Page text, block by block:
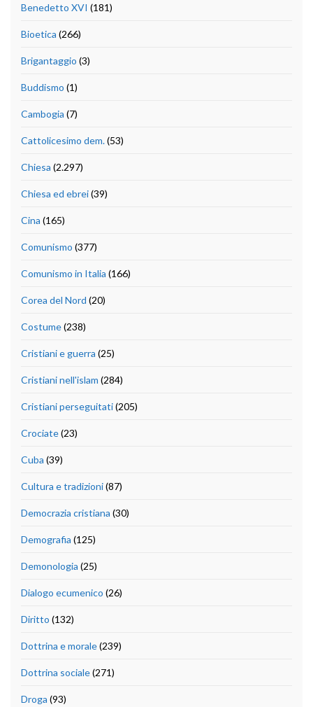
Benedetto XVI (181)
Bioetica (266)
Brigantaggio (3)
Buddismo (1)
Cambogia (7)
Cattolicesimo dem.(53)
Chiesa (2.297)
Chiesa ed ebrei(39)
Cina (165)
Comunismo (377)
Comunismo in Italia (166)
Corea del Nord (20)
Costume(238)
Cristiani e guerra (25)
Cristiani nell'islam (284)
Cristiani perseguitati(205)
Crociate(23)
Cuba (39)
Cultura e tradizioni(87)
Democrazia cristiana (30)
Demografia (125)
Demonologia (25)
Dialogo ecumenico (26)
Diritto (132)
Dottrina e morale(239)
Dottrina sociale(271)
Droga (93)